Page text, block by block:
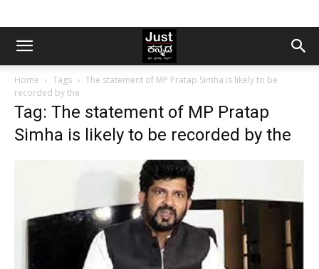
Home Tags
The statement of MP Pratap Simha is likely to be
recorded by the
Tag: The statement of MP Pratap
Simha is likely to be recorded by the